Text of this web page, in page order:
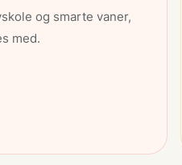
og smarte vaner,
med.